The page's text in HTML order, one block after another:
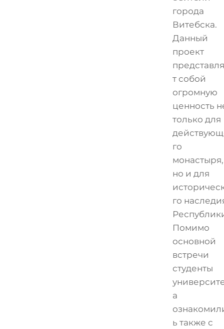
города
Витебска.
Данный
проект
т собой
огромную
ценность
только для
го
монастыря,
но и для
го
Помимо
основной
встречи
студенты
а
ь также с